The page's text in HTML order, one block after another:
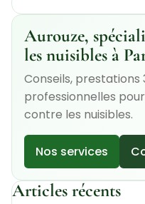
Aurouze,
les nuisibles à
Conseils, prestations
professionnelles
contre les nuisibles.
Nos services
Articles récents